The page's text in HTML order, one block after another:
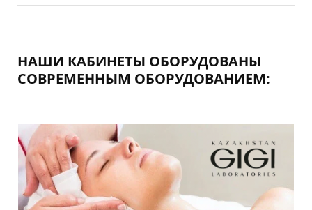
НАШИ КАБИНЕТЫ ОБОРУДОВАНЫ
СОВРЕМЕННЫМ ОБОРУДОВАНИЕМ: